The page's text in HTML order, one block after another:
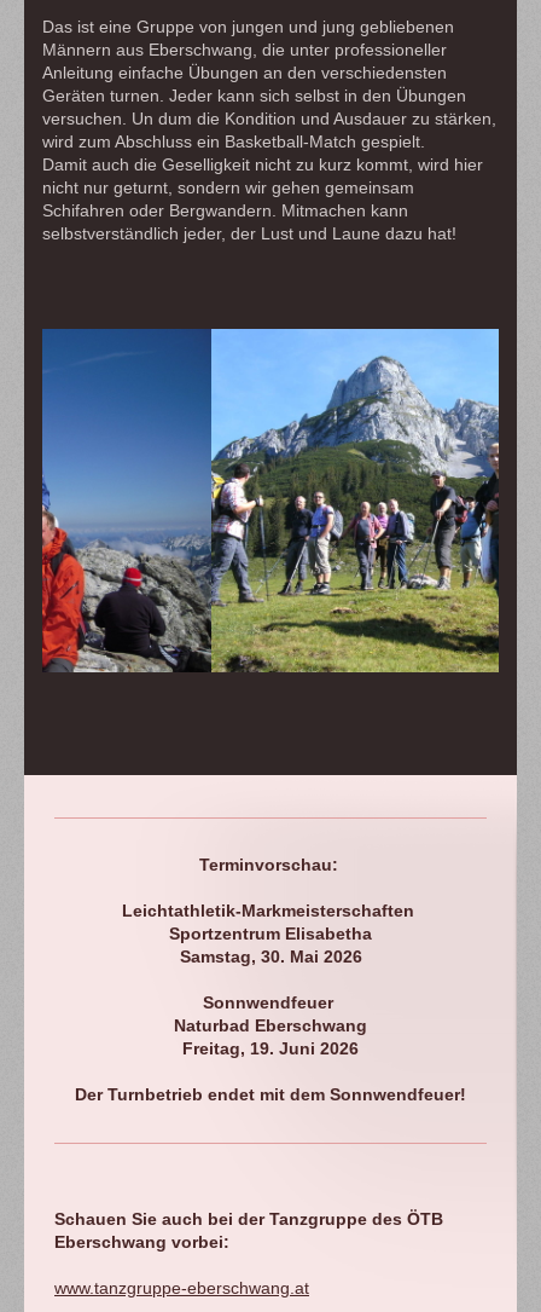
Das ist eine Gruppe von jungen und jung gebliebenen
Männern aus Eberschwang, die unter professioneller
Anleitung einfache Übungen an den verschiedensten
Geräten turnen. Jeder kann sich selbst in den Übungen
versuchen. Un dum die Kondition und Ausdauer zu stärken,
wird zum Abschluss ein Basketball-Match gespielt.
Damit auch die Geselligkeit nicht zu kurz kommt, wird hier
nicht nur geturnt, sondern wir gehen gemeinsam
Schifahren oder Bergwandern. Mitmachen kann
selbstverständlich jeder, der Lust und Laune dazu hat!
Terminvorschau:
Leichtathletik-Markmeisterschaften
Sportzentrum Elisabetha
Samstag, 30. Mai 2026
Sonnwendfeuer
Naturbad Eberschwang
Freitag, 19. Juni 2026
Der Turnbetrieb endet mit dem Sonnwendfeuer!
Schauen Sie auch bei der Tanzgruppe des ÖTB
Eberschwang vorbei:
www.tanzgruppe-eberschwang.at